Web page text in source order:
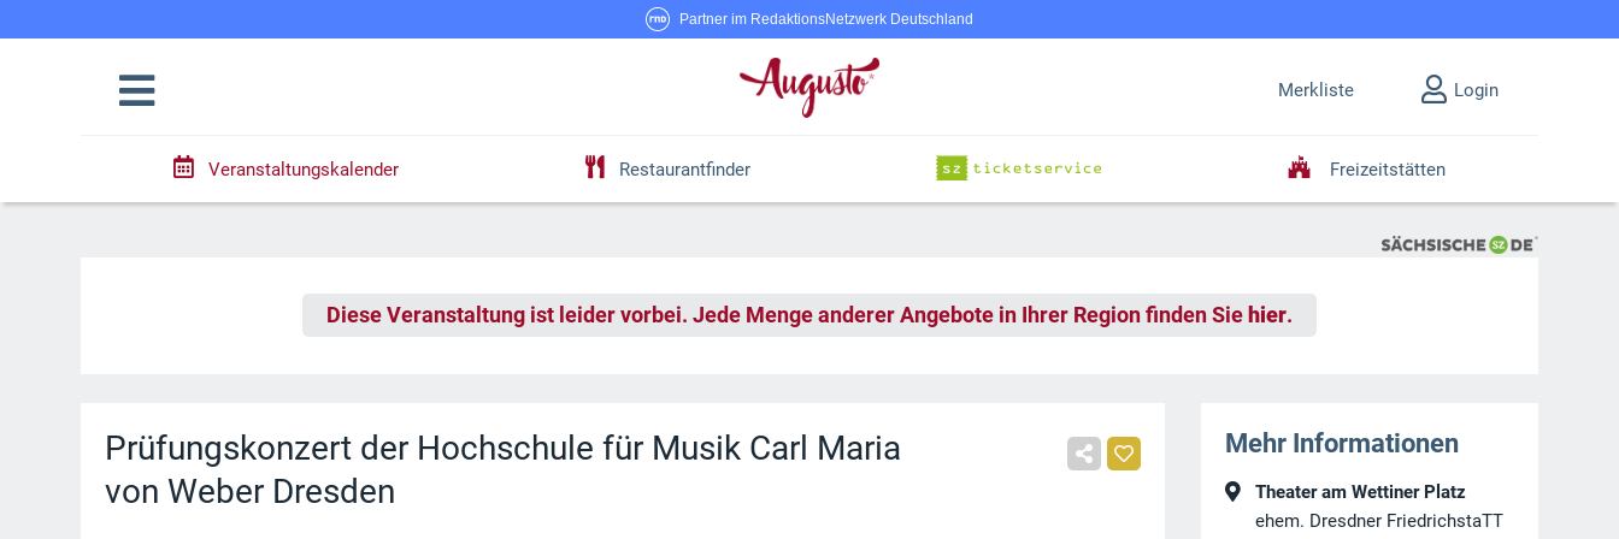
Partner im RedaktionsNetzwerk Deutschland
Merkliste Login
Veranstaltungskalender Restaurantfinder Freizeitstätten
Diese Veranstaltung ist leider vorbei. Jede Menge anderer Angebote in Ihrer Region finden Sie hier.
Prüfungskonzert der Hochschule für Musik Carl Maria
von Weber Dresden
Mehr Informationen
Theater am Wettiner Platz
ehem. Dresdner FriedrichstaTT